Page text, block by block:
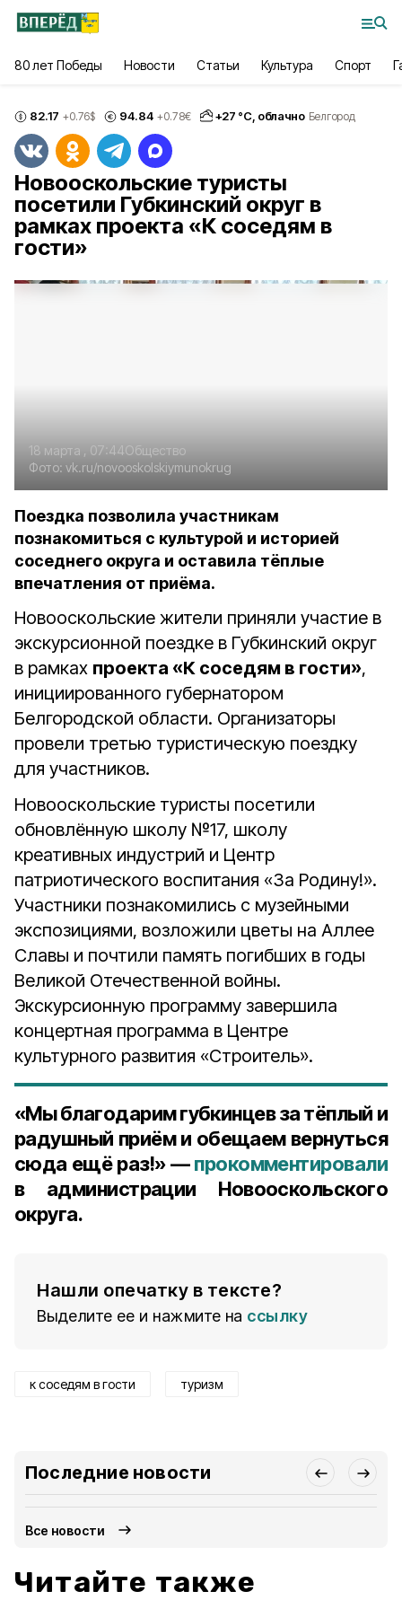
80 лет Победы Новости Статьи Культура Спорт
82.17 +0.76$ 94.84 +0.78€ +27 °С, облачно Белгород
Новооскольские туристы
посетили Губкинский округ в
рамках проекта «К соседям в
гости»
18 марта , 07:44Общество
Фото: vk.ru/novooskolskiymunokrug
Поездка позволила участникам
познакомиться с культурой и историей
соседнего округа и оставила тёплые
впечатления от приёма.
Новооскольские жители приняли участие в
экскурсионной поездке в Губкинский округ
в рамках проекта «К соседям в гости»,
инициированного губернатором
Белгородской области. Организаторы
провели третью туристическую поездку
для участников.
Новооскольские туристы посетили
обновлённую школу №17, школу
креативных индустрий и Центр
патриотического воспитания «За Родину!».
Участники познакомились с музейными
экспозициями, возложили цветы на Аллее
Славы и почтили память погибших в годы
Великой Отечественной войны.
Экскурсионную программу завершила
концертная программа в Центре
культурного развития «Строитель».
«Мы благодарим губкинцев за тёплый и
радушный приём и обещаем вернуться
сюда ещё раз!» —прокомментировали
в администрации Новооскольского
округа.
Нашли опечатку в тексте?
Выделите ее и нажмите на ссылку
к соседям в гости туризм
Последние новости
Все новости
Читайте также